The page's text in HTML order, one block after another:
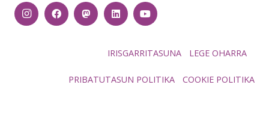
IRISGARRITASUNA LEGE OHARRA
PRIBATUTASUN POLITIKA COOKIE POLITIKA